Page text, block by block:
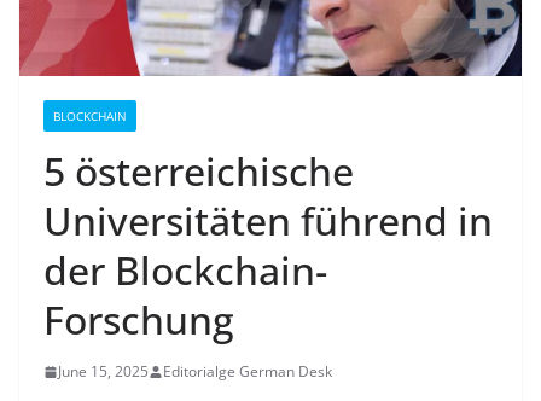
BLOCKCHAIN
5 österreichische
Universitäten führend in
der Blockchain-
Forschung
June 15, 2025 Editorialge German Desk